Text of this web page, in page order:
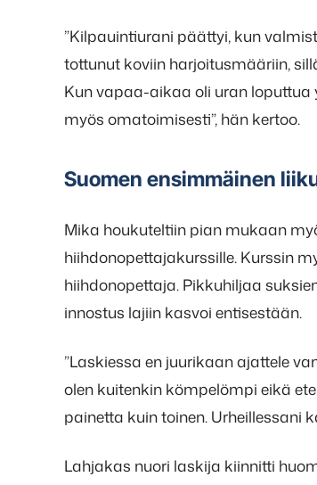
”Kilpauintiurani päättyi, kun
tottunut koviin harjoitusmääriin,
Kun vapaa-aikaa oli uran
myös omatoimisesti”, hän kertoo.
Suomen ensimmäinen
Mika houkuteltiin pian mukaan
hiihdonopettajakurssille. Kurssin
hiihdonopettaja. Pikkuhiljaa
innostus lajiin kasvoi entisestään.
”Laskiessa en juurikaan ajattele
olen kuitenkin kömpelömpi eikä
painetta kuin toinen. Urheillessani
Lahjakas nuori laskija kiinnitti